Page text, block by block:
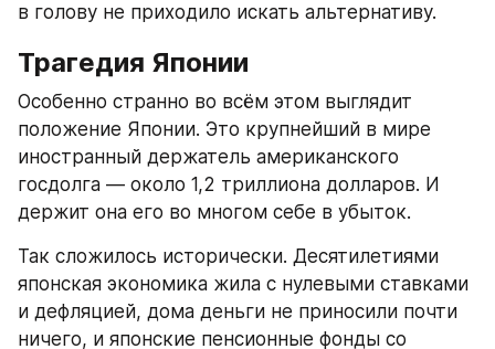
в голову не приходило искать альтернативу.
Трагедия Японии
Особенно странно во всём этом выглядит
положение Японии. Это крупнейший в мире
иностранный держатель американского
госдолга — около 1,2 триллиона долларов. И
держит она его во многом себе в убыток.
Так сложилось исторически. Десятилетиями
японская экономика жила с нулевыми ставками
и дефляцией, дома деньги не приносили почти
ничего, и японские пенсионные фонды со